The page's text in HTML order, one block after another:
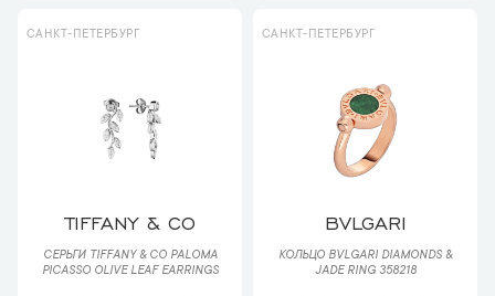
САНКТ-ПЕТЕРБУРГ
TIFFANY & CO
СЕРЬГИ TIFFANY & CO PALOMA
PICASSO OLIVE LEAF EARRINGS
САНКТ-ПЕТЕРБУРГ
BVLGARI
КОЛЬЦО BVLGARI DIAMONDS &
JADE RING 358218